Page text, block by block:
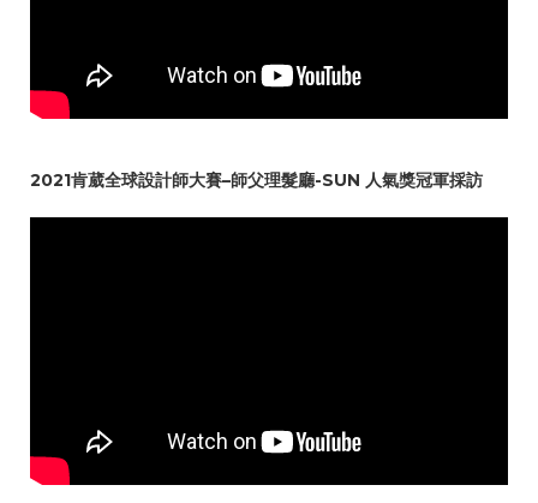
2021肯葳全球設計師大賽–師父理髮廳-SUN 人氣獎冠軍採訪